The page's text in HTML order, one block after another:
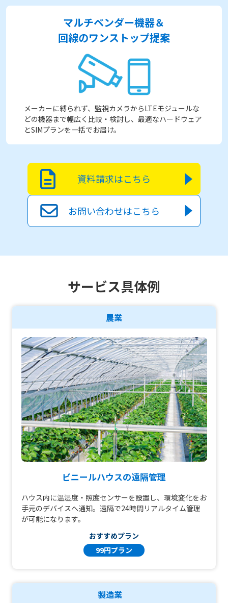
マルチベンダー機器＆
回線のワンストップ提案
メーカーに縛られず、監視カメラからLTEモジュールな
どの機器まで幅広く比較・検討し、最適なハードウェア
とSIMプランを一括でお届け。
資料請求はこちら
お問い合わせはこちら
サービス具体例
農業
ビニールハウスの遠隔管理
ハウス内に温湿度・照度センサーを設置し、環境変化をお
手元のデバイスへ通知。遠隔で24時間リアルタイム管理
が可能になります。
おすすめプラン
99円プラン
製造業